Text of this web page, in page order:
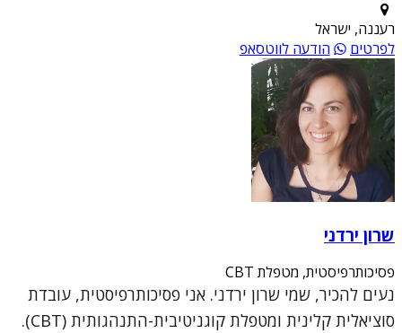
רעננה, ישראל
לפרטים
הודעה לווטסאפ
שרון ירדני
פסיכותרפיסטית, מטפלת CBT
נעים להכיר, שמי שרון ירדני. אני פסיכותרפיסטית, עובדת
סוציאלית קלינית ומטפלת קוגניטיבית-התנהגותית (CBT).